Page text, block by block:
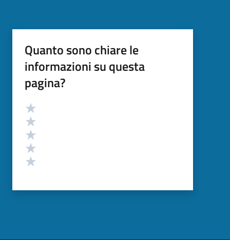
Quanto sono chiare le
informazioni su questa
pagina?
Valutazione